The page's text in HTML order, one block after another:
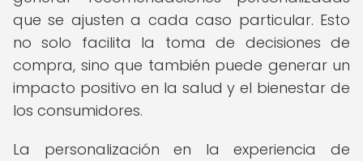
que se ajusten a cada caso particular. Esto
no solo facilita la toma de decisiones de
compra, sino que también puede generar un
impacto positivo en la salud y el bienestar de
los consumidores.
La personalización en la experiencia de